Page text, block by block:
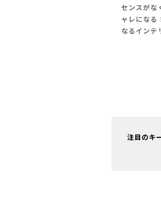
IKEAやニト
お洒落にし
をおしゃれ
注目のキ